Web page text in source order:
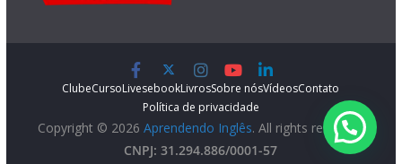
ClubeCursoLivesebookLivrosSobre nósVídeosContato
Política de privacidade
Copyright © 2026 Aprendendo Inglês. All rights reserved.
CNPJ: 31.294.886/0001-57